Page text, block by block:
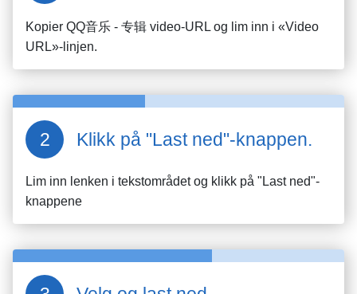
Kopier QQ音乐 - 专辑 video-URL og lim inn i «Video
URL»-linjen.
Klikk på "Last ned"-knappen.
Lim inn lenken i tekstområdet og klikk på "Last ned"-
knappene